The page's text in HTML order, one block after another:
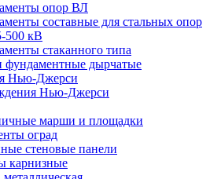
опор ВЛ
составные для стальных опор
500 кВ
стаканного типа
фундаментные дырчатые
Нью-Джерси
Нью-Джерси
марши и площадки
оград
стеновые панели
карнизные